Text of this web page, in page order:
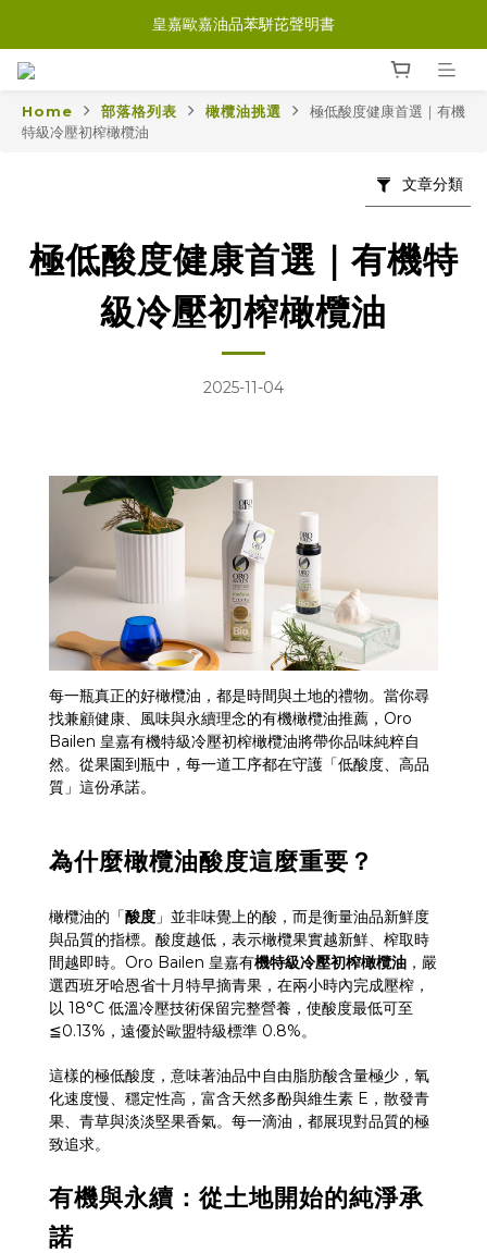
皇嘉歐嘉油品苯駢芘聲明書
Home 部落格列表 橄欖油挑選
極低酸度健康首選｜有機
特級冷壓初榨橄欖油
文章分類
極低酸度健康首選｜有機特
級冷壓初榨橄欖油
2025-11-04
每一瓶真正的好橄欖油，都是時間與土地的禮物。當你尋
找兼顧健康、風味與永續理念的有機橄欖油推薦， Oro
Bailen 皇嘉有機特級冷壓初榨橄欖油將帶你品味純粹自
然。從果園到瓶中，每一道工序都在守護「低酸度、高品
質」這份承諾。
為什麼橄欖油酸度這麼重要？
橄欖油的「酸度 」並非味覺上的酸，而是衡量油品新鮮度
與品質的指標。酸度越低，表示橄欖果實越新鮮、榨取時
間越即時。 Oro Bailen 皇嘉有機特級冷壓初榨橄欖油 ，嚴
選西班牙哈恩省十月特早摘青果，在兩小時內完成壓榨，
以 18°C 低溫冷壓技術保留完整營養，使酸度最低可至
≦0.13% ，遠優於歐盟特級標準 0.8%。
這樣的極低酸度，意味著油品中自由脂肪酸含量極少，氧
化速度慢、穩定性高，富含天然多酚與維生素 E ，散發青
果、青草與淡淡堅果香氣。每一滴油，都展現對品質的極
致追求。
有機與永續：從土地開始的純淨承
諾